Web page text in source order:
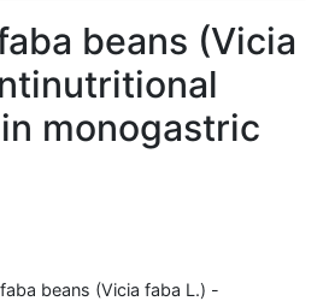
beans (Vicia
monogastric
beans (Vicia faba L.) -